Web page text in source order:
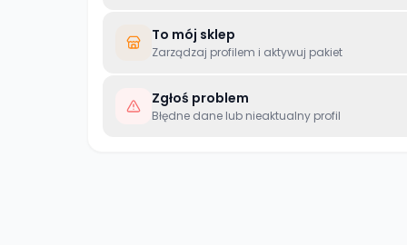
To mój sklep
Zarządzaj profilem i aktywuj pakiet
Zgłoś problem
Błędne dane lub nieaktualny profil